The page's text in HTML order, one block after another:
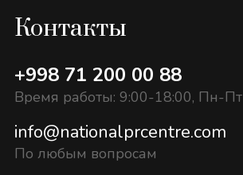
Контакты
+998 71 200 00 88
Время работы: 9:00-18:00, Пн-Пт
info@nationalprcentre.com
По любым вопросам